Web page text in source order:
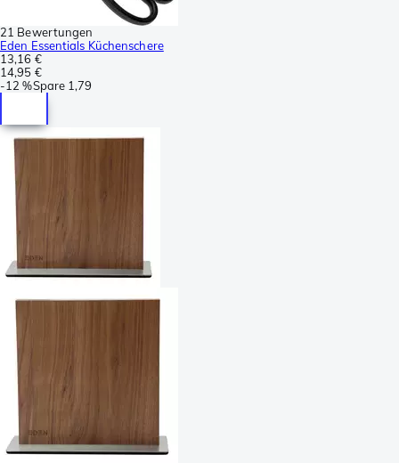
21 Bewertungen
Eden Essentials Küchenschere
13,16 €
14,95 €
-12 %Spare 1,79